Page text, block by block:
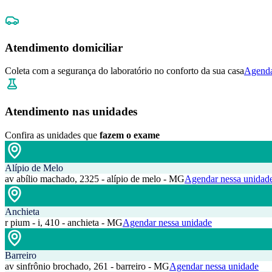
Atendimento domiciliar
Coleta com a segurança do laboratório no conforto da sua casa
Atendimento nas unidades
Confira as unidades que fazem o exame
Alípio de Melo
av abílio machado, 2325 - alípio de melo - MGAgendar nessa
Anchieta
r pium - i, 410 - anchieta - MGAgendar nessa unidade
Barreiro
av sinfrônio brochado, 261 - barreiro - MGAgendar nessa unidade